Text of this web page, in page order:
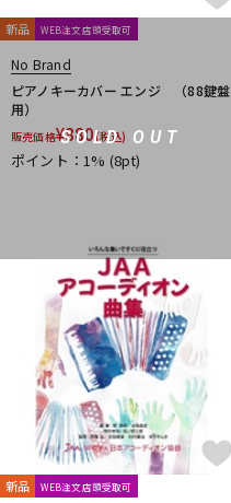
アンプ
DJ機器
DTM オンライン納品
配信/ライブ機器
中古
SOLD OUT
新品 WEB注文店頭受取可
No Brand
ピアノキーカバー エンジ （88鍵盤
用）
販売価格¥880(税込)
ポイント：1% (8pt)
新品 WEB注文店頭受取可